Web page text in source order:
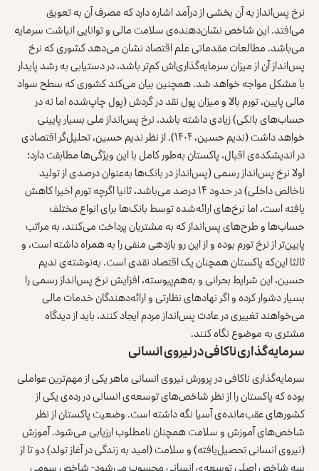
نرخ پس‌انداز به آن بخشی از درآمد اشاره دارد که مصرف آن به تعویق
می‌افتد. این شاخص نشان‌دهنده‌ی سلامت مالی و توانایی انباشت سرمایه
می‌باشد. مطالعات مقدماتی علم اقتصاد نشان می‌دهد کشوری که نرخ
پس‌انداز آن از میزان سرمایه‌گذاری‌اش کم‌تر باشد، در دستیابی به رشد پایدار
با مشکل مواجه خواهد شد. همچنین بیان می‌کند کشوری که سطح سواد
مالی پایین، تورم بالا و میزان پول نقد در گردش (پول چاپ‌شده اما نه در
حساب‌های بانکی) زیادی داشته باشد، نرخ پس‌انداز ملی بسیار پایینی
خواهد داشت (ندیم حسین، ۱۴۰۴). از نظر ندیم حسین، تحلیل‌گر اقتصادی
در اندیشکده‌ی اقبال، پاکستان به‌طور کامل با این ویژگی‌ها مطابقت دارد؛
اولا نرخ پس‌انداز رسمی (پس‌انداز در بانک‌ها به‌عنوان درصدی از تولید
ناخالص داخلی) در حدود ۱۴ درصد می‌باشد، ثانیا اگرچه تورم اخیرا کاهش
یافته است، اما نرخ‌های ارائه‌شده توسط بانک‌ها برای انواع مختلف
حساب‌ها و طرح‌های پس‌انداز که به مشتریان پرداخت می‌کنند، به‌ مراتب
پایین‌تر از نرخ تورم بوده و از این رو بازدهی منفی را به همراه داشته است، و
ثالثا این‌که پاکستان همچنان یک اقتصاد نقدی است. به‌نوشته‌ی ندیم
حسین، این شرایط بحرانی و به‌هم‌پیوسته، افزایش نرخ پس‌انداز رسمی را
بسیار دشوار کرده و اگر نهادهای نظارتی و ارائه‌دهندگان خدمات مالی
می‌خواهند تغییری در عادت پس‌انداز مردم ایجاد کنند، باید از دیدگاه
مشتری به موضوع نگاه کنند.
سرمایه‌گذاری ناکافی در نیروی انسانی
سرمایه‌گذاری ناکافی در پرورش نیروی انسانی ماهر یکی از مهم‌ترین عواملی
بوده که پاکستان را از نظر شاخص‌های توسعه‌ی انسانی در رده‌ی یکی از
کشورهای عقب‌مانده‌ی آسیا نگه داشته است. وضعیت پاکستان از نظر
شاخص‌های آموزش و سلامت همچنان نامطلوب ارزیابی می‌شود. آموزش
(نیروی انسانی تحصیل‌یافته) و سلامت (امید به زندگی در آغاز تولد) دو تا از